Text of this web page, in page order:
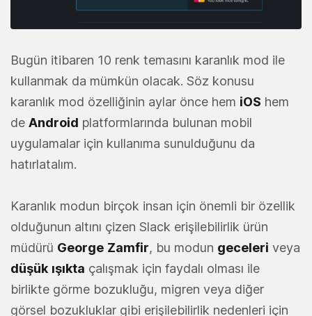
Bugün itibaren 10 renk temasını karanlık mod ile
kullanmak da mümkün olacak. Söz konusu
karanlık mod özelliğinin aylar önce hem iOS hem
de Android platformlarında bulunan mobil
uygulamalar için kullanıma sunulduğunu da
hatırlatalım.
Karanlık modun birçok insan için önemli bir özellik
olduğunun altını çizen Slack erişilebilirlik ürün
müdürü George Zamfir, bu modun geceleri veya
düşük ışıkta çalışmak için faydalı olması ile
birlikte görme bozukluğu, migren veya diğer
görsel bozukluklar gibi erişilebilirlik nedenleri için